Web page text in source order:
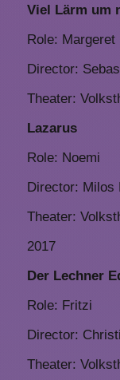
Viel Lärm um
Role: Margeret
Director:
Theater:
Lazarus
Role: Noemi
Director: Milos
Theater:
2017
Der Lechner
Role: Fritzi
Director:
Theater: